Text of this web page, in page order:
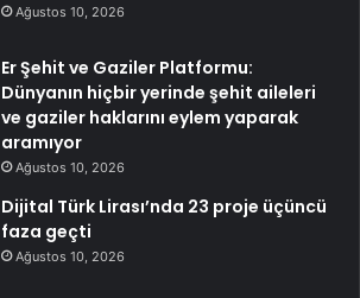
Ağustos 10, 2026
Er Şehit ve Gaziler Platformu:
Dünyanın hiçbir yerinde şehit aileleri
ve gaziler haklarını eylem yaparak
aramıyor
Ağustos 10, 2026
Dijital Türk Lirası’nda 23 proje üçüncü
faza geçti
Ağustos 10, 2026